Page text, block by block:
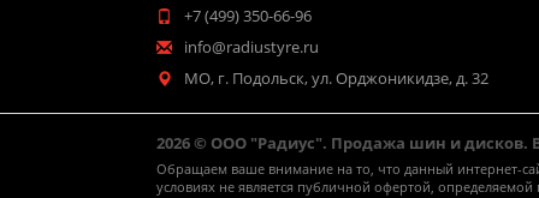
+7 (499) 350-66-96
info@radiustyre.ru
МО, г. Подольск, ул. Орджоникидзе, д. 32
2026 © ООО "Радиус". Продажа шин и дисков.
Обращаем ваше внимание на то, что данный интернет-
условиях не является публичной офертой,